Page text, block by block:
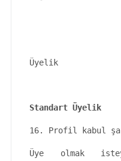
Üyelik
Standart Üyelik
16. Profil kabul
Üye olmak